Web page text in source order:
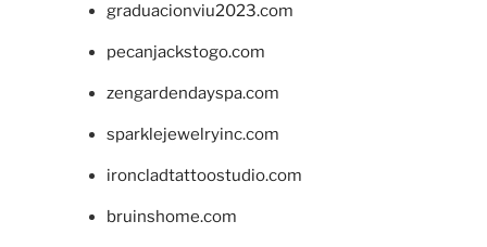
graduacionviu2023.com
pecanjackstogo.com
zengardendayspa.com
sparklejewelryinc.com
ironcladtattoostudio.com
bruinshome.com